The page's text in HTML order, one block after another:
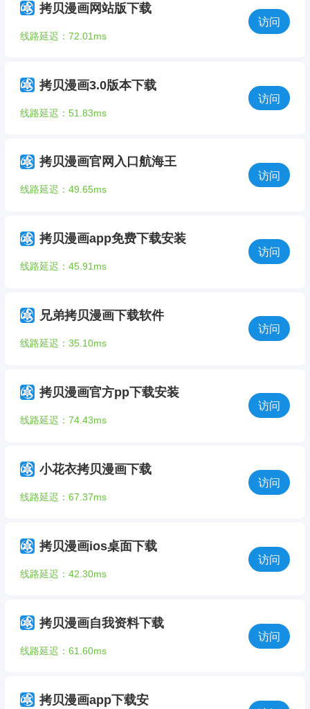
拷贝漫画网站版下载
线路延迟：72.01ms
访问
拷贝漫画3.0版本下载
线路延迟：51.83ms
访问
拷贝漫画官网入口航海王
线路延迟：49.65ms
访问
拷贝漫画app免费下载安装
线路延迟：45.91ms
访问
兄弟拷贝漫画下载软件
线路延迟：35.10ms
访问
拷贝漫画官方pp下载安装
线路延迟：74.43ms
访问
小花衣拷贝漫画下载
线路延迟：67.37ms
访问
拷贝漫画ios桌面下载
线路延迟：42.30ms
访问
拷贝漫画自我资料下载
线路延迟：61.60ms
访问
拷贝漫画app下载安